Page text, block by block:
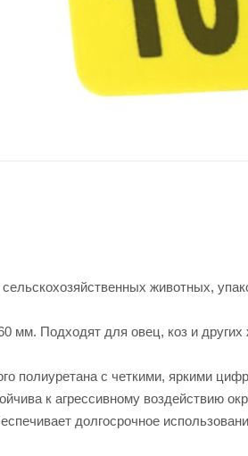
животных,
мм. Подходят для овец, коз и
полиуретана с четкими, яркими
к агрессивному воздействию
долгосрочное